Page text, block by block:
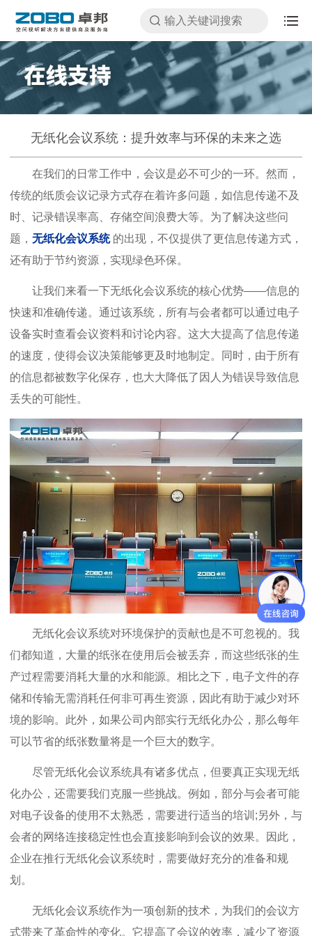
无纸化会议系统：提升效率与环保的未来之选
在我们的日常工作中，会议是必不可少的一环。然而，
传统的纸质会议记录方式存在着许多问题，如信息传递不及
时、记录错误率高、存储空间浪费大等。为了解决这些问
题， 无纸化会议系统 的出现，不仅提供了更信息传递方式，
还有助于节约资源，实现绿色环保。
让我们来看一下无纸化会议系统的核心优势——信息的
快速和准确传递。通过该系统，所有与会者都可以通过电子
设备实时查看会议资料和讨论内容。这大大提高了信息传递
的速度，使得会议决策能够更及时地制定。同时，由于所有
的信息都被数字化保存，也大大降低了因人为错误导致信息
丢失的可能性。
无纸化会议系统对环境保护的贡献也是不可忽视的。我
们都知道，大量的纸张在使用后会被丢弃，而这些纸张的生
产过程需要消耗大量的水和能源。相比之下，电子文件的存
储和传输无需消耗任何非可再生资源，因此有助于减少对环
境的影响。此外，如果公司内部实行无纸化办公，那么每年
可以节省的纸张数量将是一个巨大的数字。
尽管无纸化会议系统具有诸多优点，但要真正实现无纸
化办公，还需要我们克服一些挑战。例如，部分与会者可能
对电子设备的使用不太熟悉，需要进行适当的培训;另外，与
会者的网络连接稳定性也会直接影响到会议的效果。因此，
企业在推行无纸化会议系统时，需要做好充分的准备和规
划。
无纸化会议系统作为一项创新的技术，为我们的会议方
式带来了革命性的变化。它提高了会议的效率，减少了资源